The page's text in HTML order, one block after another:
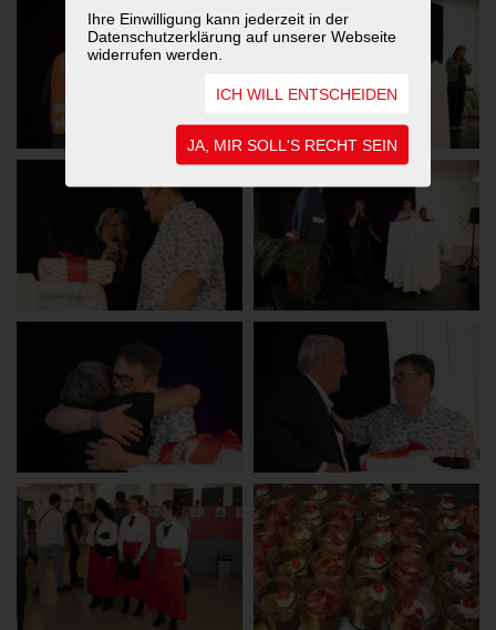
Ihre Einwilligung kann jederzeit in der
Datenschutzerklärung auf unserer Webseite
widerrufen werden.
ICH WILL ENTSCHEIDEN
JA, MIR SOLL'S RECHT SEIN